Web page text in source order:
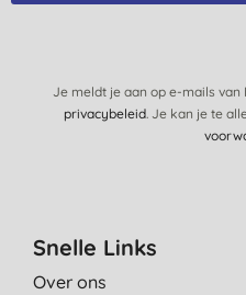
Je meldt je aan op e-mails van
privacybeleid. Je kan je te
Snelle Links
Over ons